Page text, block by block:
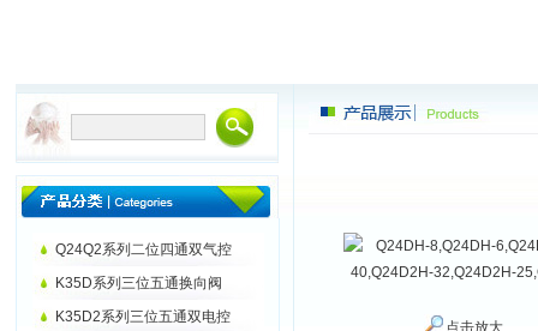
Q24Q2系列二位四通双气控
K35D系列三位五通换向阀
K35D2系列三位五通双电控
点击放大